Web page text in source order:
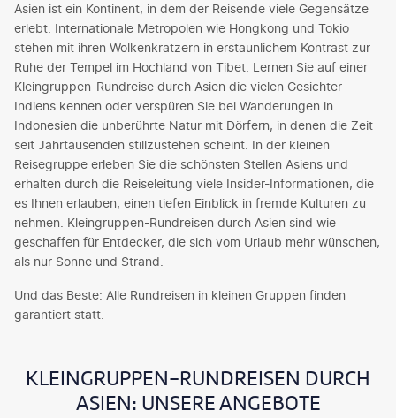
Asien ist ein Kontinent, in dem der Reisende viele Gegensätze
erlebt. Internationale Metropolen wie Hongkong und Tokio
stehen mit ihren Wolkenkratzern in erstaunlichem Kontrast zur
Ruhe der Tempel im Hochland von Tibet. Lernen Sie auf einer
Kleingruppen-Rundreise durch Asien die vielen Gesichter
Indiens kennen oder verspüren Sie bei Wanderungen in
Indonesien die unberührte Natur mit Dörfern, in denen die Zeit
seit Jahrtausenden stillzustehen scheint. In der kleinen
Reisegruppe erleben Sie die schönsten Stellen Asiens und
erhalten durch die Reiseleitung viele Insider-Informationen, die
es Ihnen erlauben, einen tiefen Einblick in fremde Kulturen zu
nehmen. Kleingruppen-Rundreisen durch Asien sind wie
geschaffen für Entdecker, die sich vom Urlaub mehr wünschen,
als nur Sonne und Strand.
Und das Beste: Alle Rundreisen in kleinen Gruppen finden
garantiert statt.
KLEINGRUPPEN-RUNDREISEN DURCH
ASIEN: UNSERE ANGEBOTE